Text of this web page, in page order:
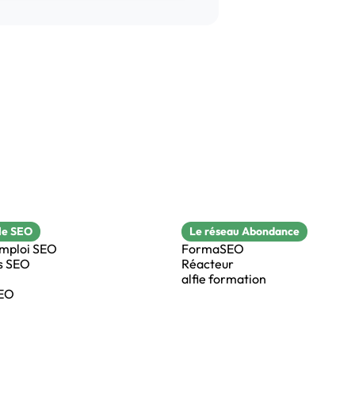
SEO
SEO
SEO
Le réseau Abondance
FormaSEO
Réacteur
alfie formation